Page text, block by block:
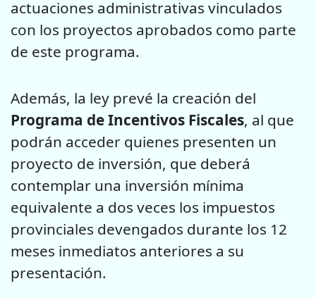
actuaciones administrativas vinculados
con los proyectos aprobados como parte
de este programa.
Además, la ley prevé la creación del
Programa de Incentivos Fiscales, al que
podrán acceder quienes presenten un
proyecto de inversión, que deberá
contemplar una inversión mínima
equivalente a dos veces los impuestos
provinciales devengados durante los 12
meses inmediatos anteriores a su
presentación.